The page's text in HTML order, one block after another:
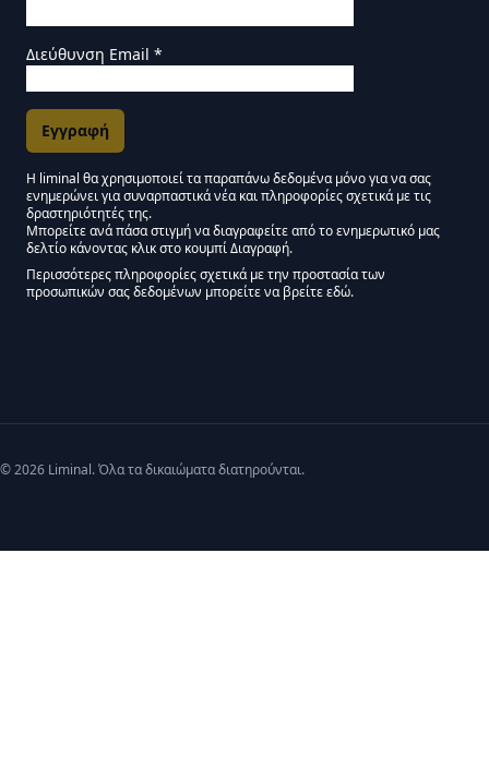
Διεύθυνση Email *
Εγκρίσεις Μάρκετινγκ
Η liminal θα χρησιμοποιεί τα παραπάνω δεδομένα μόνο για να σας
ενημερώνει για συναρπαστικά νέα και πληροφορίες σχετικά με τις
δραστηριότητές της.
Μείνετε συντονισμένοι - Ενημερωτικό δελτίο
Μπορείτε ανά πάσα στιγμή να διαγραφείτε από το ενημερωτικό μας
δελτίο κάνοντας κλικ στο κουμπί Διαγραφή.
Περισσότερες πληροφορίες σχετικά με την προστασία των
προσωπικών σας δεδομένων μπορείτε να βρείτε εδώ.
© 2026 Liminal. Όλα τα δικαιώματα διατηρούνται.